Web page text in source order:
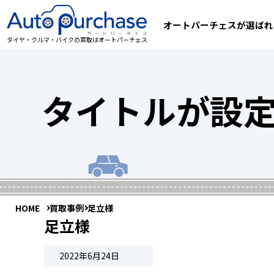
タイヤ・クルマ・バイクの買取はオートパーチェス
オートパーチェスが選ば
タイトルが設
HOME 買取事例 足立様
足立様
2022年6月24日